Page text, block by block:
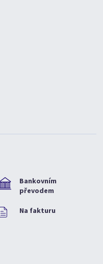
Bankovním
převodem
Na fakturu